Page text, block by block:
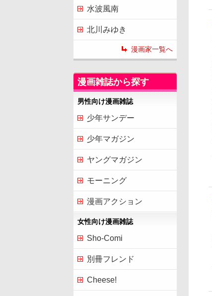
水波風南
北川みゆき
漫画家一覧へ
漫画雑誌から探す
男性向け漫画雑誌
少年サンデー
少年マガジン
ヤングマガジン
モーニング
漫画アクション
女性向け漫画雑誌
Sho-Comi
別冊フレンド
Cheese!